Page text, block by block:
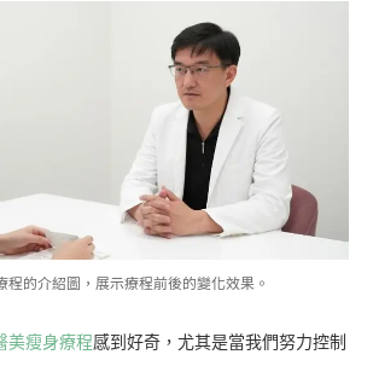
程的介紹圖，展示療程前後的變化效果。
美瘦身療程感到好奇，尤其是當我們努力控制